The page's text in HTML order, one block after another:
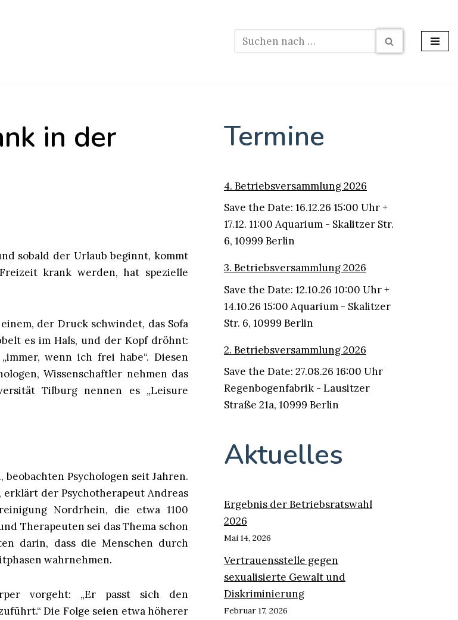
in der
sobald der Urlaub beginnt, kommt
krank werden, hat spezielle
der Druck schwindet, das Sofa
es im Hals, und der Kopf dröhnt:
wenn ich frei habe“. Diesen
Wissenschaftler nehmen das
Tilburg nennen es „Leisure
Psychologen seit Jahren.
erklärt der Psychotherapeut Andreas
Nordrhein, die etwa 1100
Therapeuten sei das Thema schon
darin, dass die Menschen durch
wahrnehmen.
vorgeht: „Er passt sich den
Die Folge seien etwa höherer
Termine
4. Betriebsversammlung 2026
Save the Date: 16.12.26 15:00 Uhr +
17.12. 11:00 Aquarium - Skalitzer Str.
6, 10999 Berlin
3. Betriebsversammlung 2026
Save the Date: 12.10.26 10:00 Uhr +
14.10.26 15:00 Aquarium - Skalitzer
Str. 6, 10999 Berlin
2. Betriebsversammlung 2026
Save the Date: 27.08.26 16:00 Uhr
Regenbogenfabrik - Lausitzer
Straße 21a, 10999 Berlin
Aktuelles
Ergebnis der Betriebsratswahl
2026
Mai 14, 2026
Vertrauensstelle gegen
sexualisierte Gewalt und
Diskriminierung
Februar 17, 2026